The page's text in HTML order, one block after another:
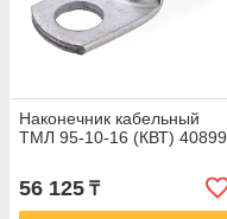
Наконечник кабельный
ТМЛ 95-10-16 (КВТ) 40899
56 125 ₸